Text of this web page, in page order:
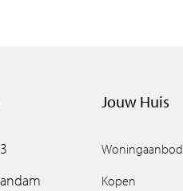
Jouw Huis
Woningaanbod
Kopen